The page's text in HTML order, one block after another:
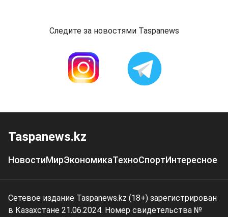
Следите за новостями Taspanews
Taspanews.kz
НовостиМирЭкономикаТехноСпортИнтересное
Сетевое издание Taspanews.kz (18+) зарегистрирован
в Казахстане 21.06.2024. Номер свидетельства №